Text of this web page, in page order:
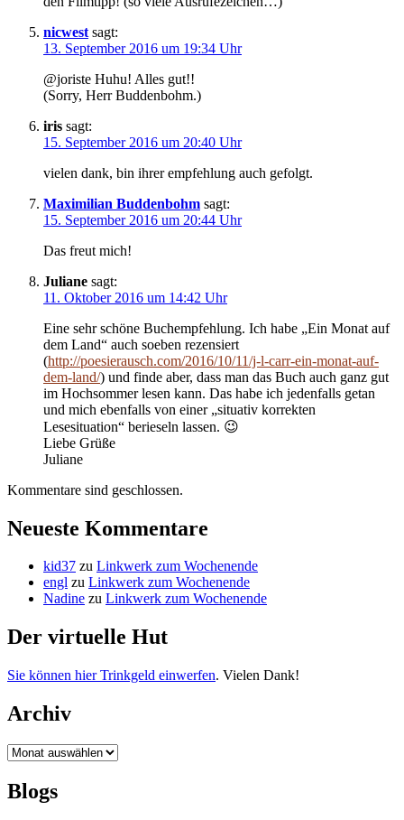
nicwest sagt:
13. September 2016 um 19:34 Uhr
@joriste Huhu! Alles gut!!
(Sorry, Herr Buddenbohm.)
iris sagt:
15. September 2016 um 20:40 Uhr
vielen dank, bin ihrer empfehlung auch gefolgt.
Maximilian Buddenbohm sagt:
15. September 2016 um 20:44 Uhr
Das freut mich!
Juliane sagt:
11. Oktober 2016 um 14:42 Uhr
Eine sehr schöne Buchempfehlung. Ich habe „Ein Monat auf
dem Land“ auch soeben rezensiert
(http://poesierausch.com/2016/10/11/j-l-carr-ein-monat-auf-
dem-land/) und finde aber, dass man das Buch auch ganz gut
im Hochsommer lesen kann. Das habe ich jedenfalls getan
und mich ebenfalls von einer „situativ korrekten
Lesesituation“ berieseln lassen. 😉
Liebe Grüße
Juliane
Kommentare sind geschlossen.
Neueste Kommentare
kid37 zu Linkwerk zum Wochenende
engl zu Linkwerk zum Wochenende
Nadine zu Linkwerk zum Wochenende
Der virtuelle Hut
Sie können hier Trinkgeld einwerfen. Vielen Dank!
Archiv
Archiv
Blogs